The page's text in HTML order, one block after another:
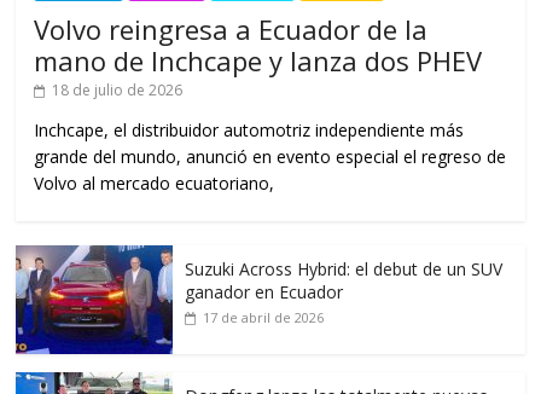
Volvo reingresa a Ecuador de la
mano de Inchcape y lanza dos PHEV
18 de julio de 2026
Inchcape, el distribuidor automotriz independiente más
grande del mundo, anunció en evento especial el regreso de
Volvo al mercado ecuatoriano,
Suzuki Across Hybrid: el debut de un SUV
ganador en Ecuador
17 de abril de 2026